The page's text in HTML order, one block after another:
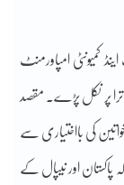
کمیونٹی امپاورمنٹ
پر نکل پڑے۔ مقصد
خواتین کی بااختیاری سے
پاکستان اور نیپال کے